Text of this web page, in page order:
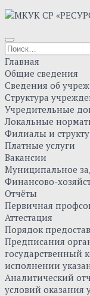
Skip
content
Найти:
Главная
Общие сведения
Сведения об
Структура
Учредительные
Локальные
Филиалы и
Платные услуги
Вакансии
Муниципальное
Финансово-
Отчёты
Первичная
Аттестация
Порядок
Предписания
государственный
исполнении
Аналитический
условий оказания